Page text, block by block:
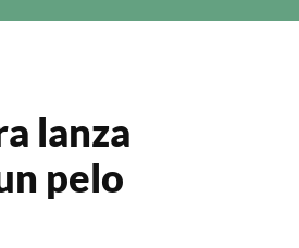
lanza
pelo